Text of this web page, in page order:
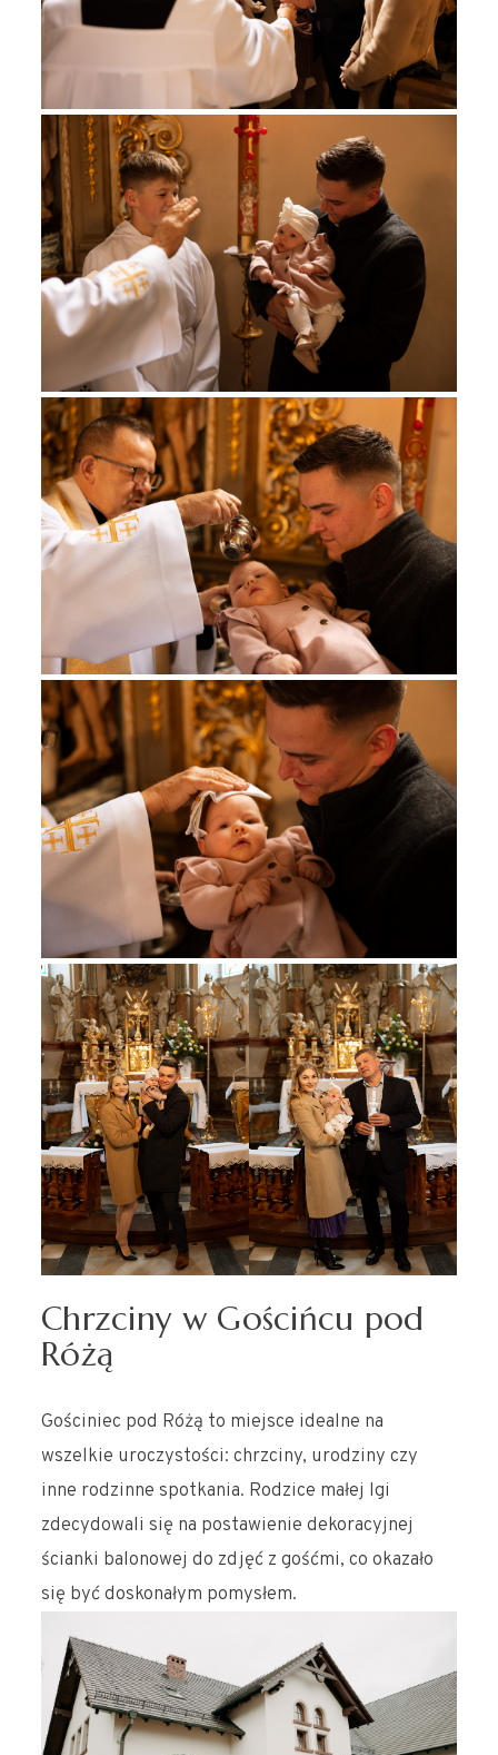
Chrzciny w Gościńcu pod
Różą
Gościniec pod Różą to miejsce idealne na
wszelkie uroczystości: chrzciny, urodziny czy
inne rodzinne spotkania. Rodzice małej Igi
zdecydowali się na postawienie dekoracyjnej
ścianki balonowej do zdjęć z gośćmi, co okazało
się być doskonałym pomysłem.